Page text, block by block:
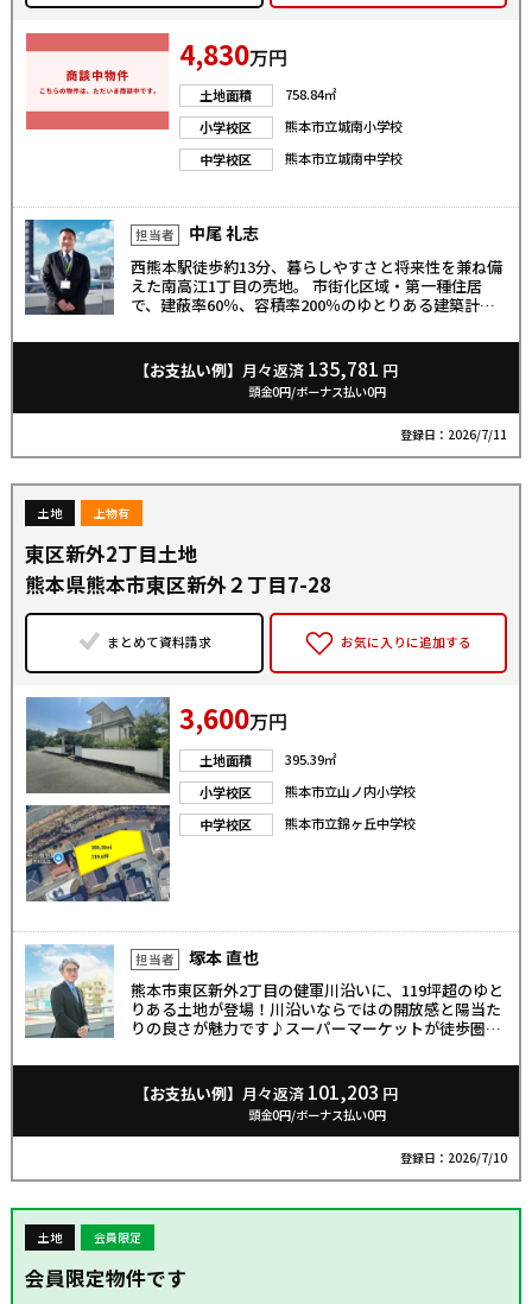
4,830万円
土地面積
758.84㎡
小学校区
熊本市立城南小学校
中学校区
熊本市立城南中学校
担当者 中尾 礼志
西熊本駅徒歩約13分、暮らしやすさと将来性を兼ね備
えた南高江1丁目の売地。 市街化区域・第一種住居
で、建蔽率60％、容積率200％のゆとりある建築計画
てもご検討いただける好条件。城南小・城南中エリア
で子育て環境も安心。古屋あり・解体渡し、生活利便
施設も車ですぐの便利な立地です。
【お支払い例】 月々返済 135,781 円
頭金0円/ボーナス払い0円
登録日：2026/7/11
土地 上物有
東区新外2丁目土地
熊本県熊本市東区新外２丁目7-28
まとめて資料請求 お気に入りに追加する
3,600万円
土地面積
395.39㎡
小学校区
熊本市立山ノ内小学校
中学校区
熊本市立錦ヶ丘中学校
担当者 塚本 直也
熊本市東区新外2丁目の健軍川沿いに、119坪超のゆと
りある土地が登場！川沿いならではの開放感と陽当た
りの良さが魅力です♪スーパーマーケットが徒歩圏内
です！広大な敷地を活かし、平屋や二世帯住宅、広い
庭など理想の住まいを形にできます！建築条件なし、
お好きなハウスメーカーで建築可能。この広さで豊か
な新生活を叶えませんか？
【お支払い例】 月々返済 101,203 円
頭金0円/ボーナス払い0円
登録日：2026/7/10
土地 会員限定
会員限定物件です